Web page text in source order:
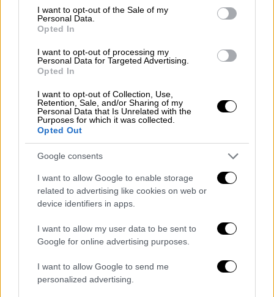
consent section.
I want to opt-out of the Sale of my
Personal Data.
Opted In
I want to opt-out of processing my
Personal Data for Targeted Advertising.
Opted In
I want to opt-out of Collection, Use,
Retention, Sale, and/or Sharing of my
Personal Data that Is Unrelated with the
Purposes for which it was collected.
Opted Out
Google consents
I want to allow Google to enable storage
related to advertising like cookies on web or
device identifiers in apps.
I want to allow my user data to be sent to
Google for online advertising purposes.
I want to allow Google to send me
personalized advertising.
Οι ωφελούμενοι θα απασχοληθούν για 12
μήνες, με ακαθάριστες μηνιαίες αποδοχές
1.200 ευρώ.
Η προθεσμία υποβολής αιτήσεων θα λήξει
την 1η Ιουνίου 2025, στις 23:59.
Η υποβολή τωναιτήσεωνγίνεται
αποκλειστικά ηλεκτρονικά στη διεύθυνση:
https://www.gov.gr/ipiresies/ergasia-kai-
parokhes/programmata-koinophelous-
kharaktera.
Οι ενδιαφερόμενοι υποβάλλουν μία αίτηση
συμμετοχής, στην οποία επιλέγουν την
υπηρεσία τοποθέτησης, που αντιστοιχεί
στον μόνιμο τόπο κατοικίας τους και μόνο